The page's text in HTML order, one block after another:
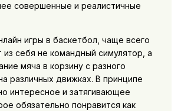
совершенные и реалистичные
игры в баскетбол, чаще всего
себя не командный симулятор, а
мяча в корзину с разного
различных движках. В принципе
интересное и затягивающее
обязательно понравится как